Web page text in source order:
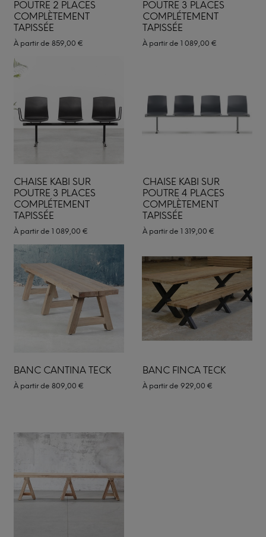
POUTRE 2 PLACES
COMPLÈTEMENT
TAPISSÉE
À partir de 859,00 €
POUTRE 3 PLACES
COMPLÉTEMENT
TAPISSÉE
À partir de 1 089,00 €
CHAISE KABI SUR
POUTRE 3 PLACES
COMPLÉTEMENT
TAPISSÉE
À partir de 1 089,00 €
CHAISE KABI SUR
POUTRE 4 PLACES
COMPLÈTEMENT
TAPISSÉE
À partir de 1 319,00 €
BANC CANTINA TECK
À partir de 809,00 €
BANC FINCA TECK
À partir de 929,00 €